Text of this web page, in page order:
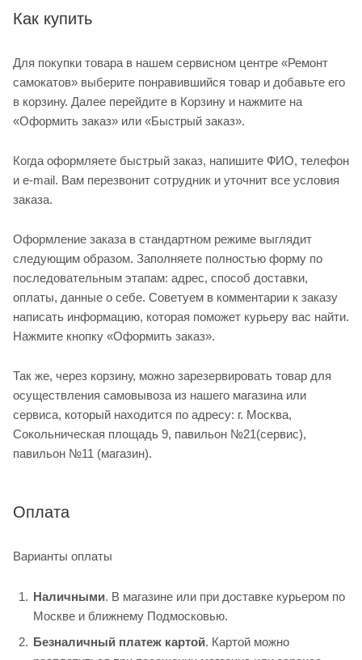
Как купить
Для покупки товара в нашем сервисном центре «Ремонт
самокатов» выберите понравившийся товар и добавьте его
в корзину. Далее перейдите в Корзину и нажмите на
«Оформить заказ» или «Быстрый заказ».
Когда оформляете быстрый заказ, напишите ФИО, телефон
и e-mail. Вам перезвонит сотрудник и уточнит все условия
заказа.
Оформление заказа в стандартном режиме выглядит
следующим образом. Заполняете полностью форму по
последовательным этапам: адрес, способ доставки,
оплаты, данные о себе. Советуем в комментарии к заказу
написать информацию, которая поможет курьеру вас найти.
Нажмите кнопку «Оформить заказ».
Так же, через корзину, можно зарезервировать товар для
осуществления самовывоза из нашего магазина или
сервиса, который находится по адресу: г. Москва,
Сокольническая площадь 9, павильон №21(сервис),
павильон №11 (магазин).
Оплата
Варианты оплаты
Наличными. В магазине или при доставке курьером по
Москве и ближнему Подмосковью.
Безналичный платеж картой. Картой можно